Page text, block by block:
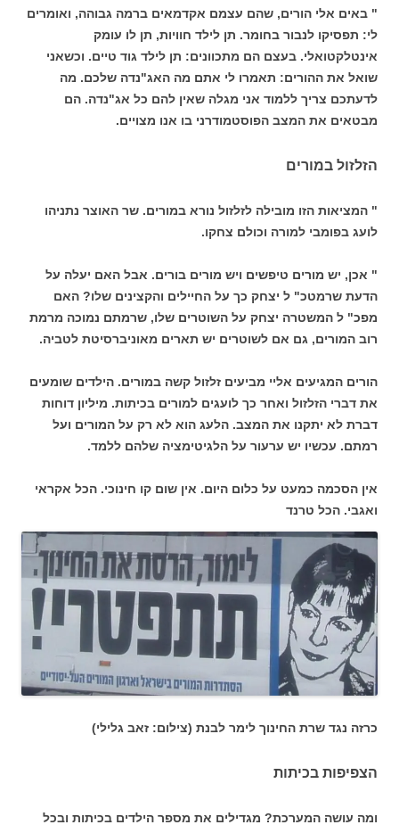
" באים אלי הורים, שהם עצמם אקדמאים ברמה גבוהה, ואומרים
לי: תפסיקו לנבור בחומר. תן לילד חוויות, תן לו עומק
אינטלקטואלי. בעצם הם מתכוונים: תן לילד גוד טיים. וכשאני
שואל את ההורים: תאמרו לי אתם מה האג"נדה שלכם. מה
לדעתכם צריך ללמוד אני מגלה שאין להם כל אג"נדה. הם
מבטאים את המצב הפוסטמודרני בו אנו מצויים.
הזלזול במורים
" המציאות הזו מובילה לזלזול נורא במורים. שר האוצר נתניהו
לועג בפומבי למורה וכולם צחקו.
" אכן, יש מורים טיפשים ויש מורים בורים. אבל האם יעלה על
הדעת שרמטכ" ל יצחק כך על החיילים והקצינים שלו? האם
מפכ" ל המשטרה יצחק על השוטרים שלו, שרמתם נמוכה מרמת
רוב המורים, גם אם לשוטרים יש תארים מאוניברסיטת לטביה.
הורים המגיעים אליי מביעים זלזול קשה במורים. הילדים שומעים
את דברי הזלזול ואחר כך לועגים למורים בכיתות. מיליון דוחות
דברת לא יתקנו את המצב. הלעג הוא לא רק על המורים ועל
רמתם. עכשיו יש ערעור על הלגיטימציה שלהם ללמד.
אין הסכמה כמעט על כלום היום. אין שום קו חינוכי. הכל אקראי
ואגבי. הכל טרנד
כרזה נגד שרת החינוך לימר לבנת (צילום: זאב גלילי)
הצפיפות בכיתות
ומה עושה המערכת? מגדילים את מספר הילדים בכיתות ובכל